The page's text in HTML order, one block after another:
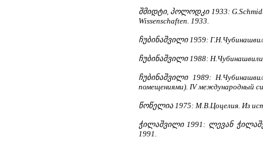
შმიდტი, პოლოდკი 1933: G.Schmidt
Wissenschaften. 1933.
ჩუბინაშვილი 1959:
ჩუბინაშვილი 1988:
ჩუბინაშვილი 1989:
помещениями). IV международный
წოწელია 1975: М.В.Цоцелия. Из
ჭილაშვილი 1991: ლევან
1991.